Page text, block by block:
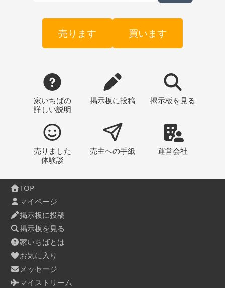
売ります 買います
家いちばの
詳しい説明
掲示板に投稿 掲示板 を見る
売りました
体験談
売主への手紙 運営会社
TOP
マイページ
掲示板に投稿
掲示板を見る
家いちばとは
お気に入り
メッセージ
マイストリーム